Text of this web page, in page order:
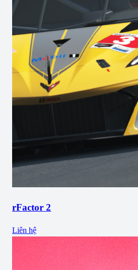
rFactor 2
Liên hệ